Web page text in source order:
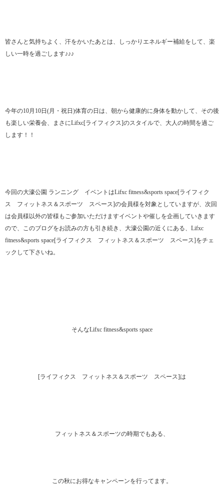
皆さんと気持ちよく、汗をかいたあとは、しっかりエネルギー補給をして、楽
しい一時を過ごします♪♪♪
今年の10月10日(月・祝日)体育の日は、朝から健康的に身体を動かして、その後
も楽しい栄養会、まさにLifxc[ライフィクス]のスタイルで、大人の時間を過ご
します！！
今回の大濠公園 ランニング イベントはLifxc fitness&sports space[ライフィク
ス フィットネス＆スポーツ スペース]の会員様を対象としていますが、次回
は会員様以外の皆様もご参加いただけますイベントや催しを企画していきます
ので、このブログをお読みの方も引き続き、大濠公園の近くにある、Lifxc
fitness&sports space[ライフィクス フィットネス＆スポーツ スペース]をチェ
ックして下さいね。
そんなLifxc fitness&sports space
[ライフィクス フィットネス＆スポーツ スペース]は
フィットネス＆スポーツの時期でもある、
この秋にお得なキャンペーンを行ってます。